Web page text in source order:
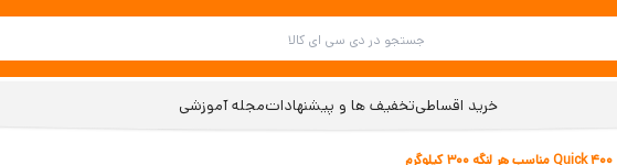
خرید اقساطیتخفیف ها و پیشنهاداتمجله آموزشی